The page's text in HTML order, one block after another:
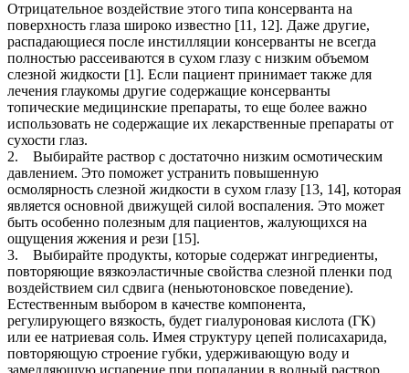
Отрицательное воздействие этого типа консерванта на
поверхность глаза широко известно [11, 12]. Даже другие,
распадающиеся после инстилляции консерванты не всегда
полностью рассеиваются в сухом глазу с низким объемом
слезной жидкости [1]. Если пациент принимает также для
лечения глаукомы другие содержащие консерванты
топические медицинские препараты, то еще более важно
использовать не содержащие их лекарственные препараты от
сухости глаз.
2. Выбирайте раствор с достаточно низким осмотическим
давлением. Это поможет устранить повышенную
осмолярность слезной жидкости в сухом глазу [13, 14], которая
является основной движущей силой воспаления. Это может
быть особенно полезным для пациентов, жалующихся на
ощущения жжения и рези [15].
3. Выбирайте продукты, которые содержат ингредиенты,
повторяющие вязкоэластичные свойства слезной пленки под
воздействием сил сдвига (неньютоновское поведение).
Естественным выбором в качестве компонента,
регулирующего вязкость, будет гиалуроновая кислота (ГК)
или ее натриевая соль. Имея структуру цепей полисахарида,
повторяющую строение губки, удерживающую воду и
замедляющую испарение при попадании в водный раствор,